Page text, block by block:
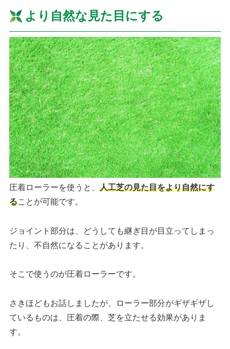
より自然な見た目にする
圧着ローラーを使うと、人工芝の見た目をより自然にす
ることが可能です。
ジョイント部分は、どうしても継ぎ目が目立ってしまっ
たり、不自然になることがあります。
そこで使うのが圧着ローラーです。
さきほどもお話しましたが、ローラー部分がギザギザし
ているものは、圧着の際、芝を立たせる効果がありま
す。